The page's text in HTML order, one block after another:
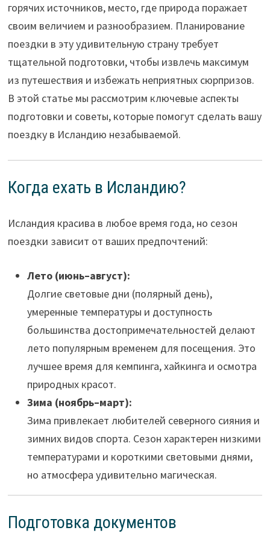
горячих источников, место, где природа поражает
своим величием и разнообразием. Планирование
поездки в эту удивительную страну требует
тщательной подготовки, чтобы извлечь максимум
из путешествия и избежать неприятных сюрпризов.
В этой статье мы рассмотрим ключевые аспекты
подготовки и советы, которые помогут сделать вашу
поездку в Исландию незабываемой.
Когда ехать в Исландию?
Исландия красива в любое время года, но сезон
поездки зависит от ваших предпочтений:
Лето (июнь–август):
Долгие световые дни (полярный день),
умеренные температуры и доступность
большинства достопримечательностей делают
лето популярным временем для посещения. Это
лучшее время для кемпинга, хайкинга и осмотра
природных красот.
Зима (ноябрь–март):
Зима привлекает любителей северного сияния и
зимних видов спорта. Сезон характерен низкими
температурами и короткими световыми днями,
но атмосфера удивительно магическая.
Подготовка документов